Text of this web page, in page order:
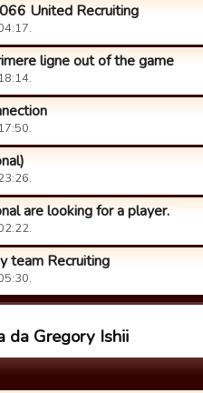
United Recruiting
ligne out of the game
are looking for a player.
team Recruiting
da Gregory Ishii